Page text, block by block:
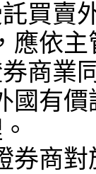
應依
國有
券商